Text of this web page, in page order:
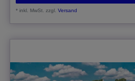
*inkl. MwSt. zzgl.Versand